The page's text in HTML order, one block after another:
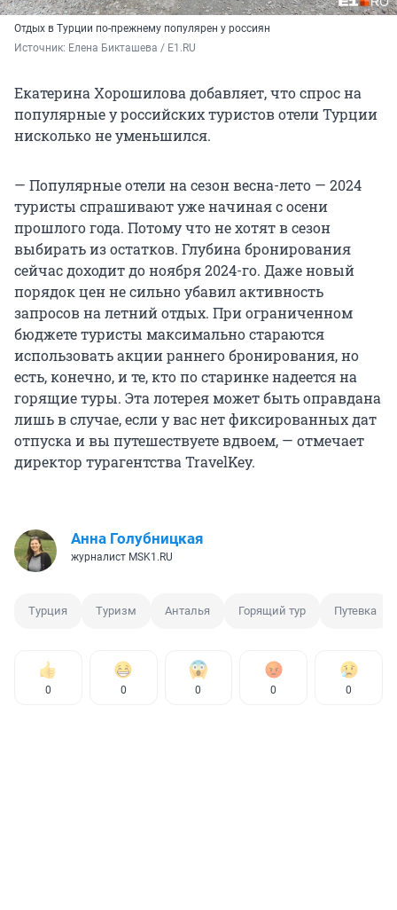
Отдых в Турции по-прежнему популярен у россиян
Источник: Елена Бикташева / E1.RU
Екатерина Хорошилова добавляет, что спрос на
популярные у российских туристов отели Турции
нисколько не уменьшился.
— Популярные отели на сезон весна-лето — 2024
туристы спрашивают уже начиная с осени
прошлого года. Потому что не хотят в сезон
выбирать из остатков. Глубина бронирования
сейчас доходит до ноября 2024-го. Даже новый
порядок цен не сильно убавил активность
запросов на летний отдых. При ограниченном
бюджете туристы максимально стараются
использовать акции раннего бронирования, но
есть, конечно, и те, кто по старинке надеется на
горящие туры. Эта лотерея может быть оправдана
лишь в случае, если у вас нет фиксированных дат
отпуска и вы путешествуете вдвоем, — отмечает
директор турагентства TravelKey.
Анна Голубницкая
журналист MSK1.RU
Турция Туризм Анталья Горящий тур Путевка
0 0 0 0 0